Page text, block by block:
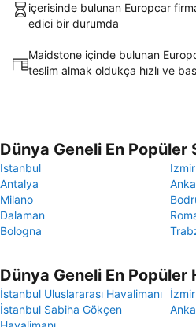
içerisinde bulunan Europcar
edici bir durumda
Maidstone içinde bulunan
teslim almak oldukça hızlı ve
Dünya Geneli En Popüler
Istanbul
Izmir
Antalya
Milano
Dalaman
Bologna
Dünya Geneli En Popüler
İstanbul Uluslararası Havalimanı
İstanbul Sabiha Gökçen